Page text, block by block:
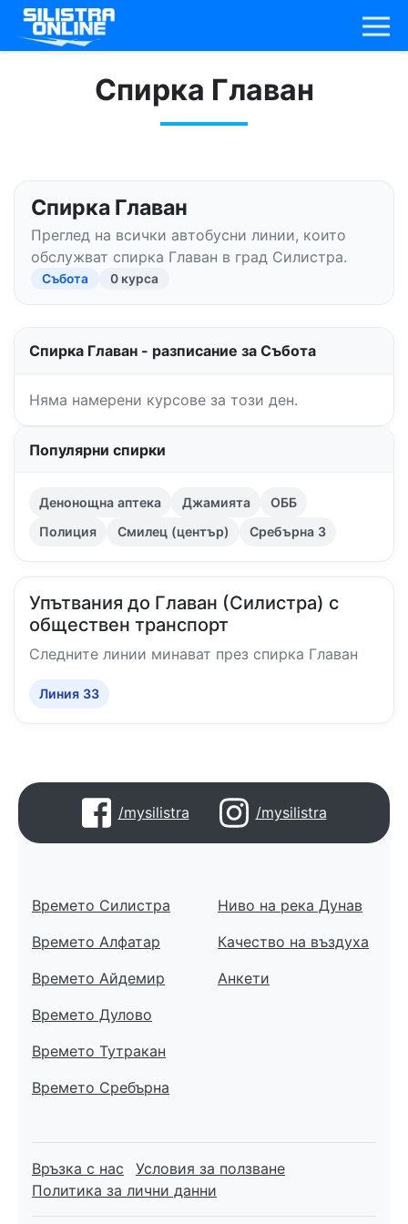
Спирка Главан
Спирка Главан
Преглед на всички автобусни линии, които
обслужват спирка Главан в град Силистра.
Събота 0 курса
Спирка Главан - разписание за Събота
Няма намерени курсове за този ден.
Популярни спирки
Денонощна аптека Джамията
ОББ
Полиция
Смилец (център) Сребърна 3
Упътвания до Главан (Силистра) с
обществен транспорт
Следните линии минават през спирка Главан
Линия 33
/mysilistra /mysilistra
Времето Силистра
Времето Алфатар
Времето Айдемир
Времето Дулово
Времето Тутракан
Времето Сребърна
Ниво на река Дунав
Качество на въздуха
Анкети
Връзка с нас
Условия за ползване
Политика за лични данни